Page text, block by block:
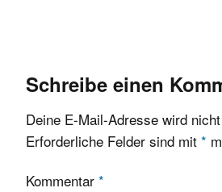
Schreibe einen
Deine E-Mail-Adresse wird
Erforderliche Felder sind mit *
Kommentar *